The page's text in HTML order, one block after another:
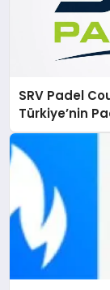
SRV Padel
Türkiye’nin